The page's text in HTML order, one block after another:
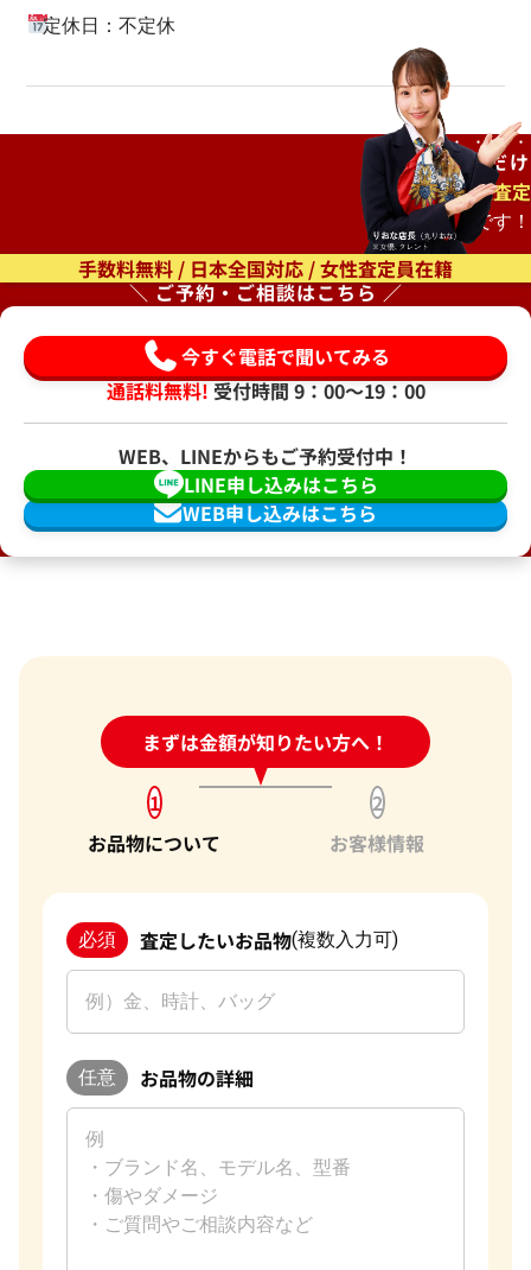
定休日：不定休
ご自宅で待つだけ
出張査定
もオススメです！
手数料無料 / 日本全国対応 / 女性査定員在籍
＼ ご予約・ご相談はこちら ／
今すぐ電話で聞いてみる
通話料無料!受付時間 9：00〜19：00
WEB、LINEからもご予約受付中！
WEB申し込みはこちら
LINE申し込みはこちら
まずは金額が知りたい方へ！
24時間受付中!問い合わせフォーム
1
お品物について
2
お客様情報
必須 査定したいお品物(複数入力可)
任意 お品物の詳細